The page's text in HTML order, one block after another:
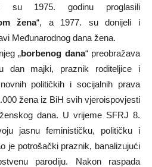
su 1975. godinu proglasili
žena“, a 1977. su donijeli i
Međunarodnog dana žena.
„borbenog dana“ preobražava
dan majki, praznik roditeljice i
političkih i socijalnih prava
žena iz BiH svih vjeroispovjesti
dana. U vrijeme SFRJ 8.
jasnu feminističku, političku i
je potrošački praznik, banalizujući
parodiju. Nakon raspada